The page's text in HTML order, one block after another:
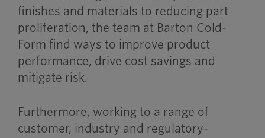
finishes and materials to reducing part
proliferation, the team at Barton Cold-
Form find ways to improve product
performance, drive cost savings and
mitigate risk.
Furthermore, working to a range of
customer, industry and regulatory-